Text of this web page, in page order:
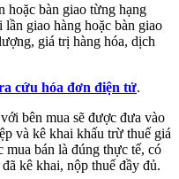
hoặc bàn giao từng hạng
giao hàng hoặc bàn giao
giá trị hàng hóa, dịch
cứu hóa đơn điện tử.
bên mua sẽ được đưa vào
và kê khai khấu trừ thuế giá
bán là đúng thực tế, có
kê khai, nộp thuế đầy đủ.